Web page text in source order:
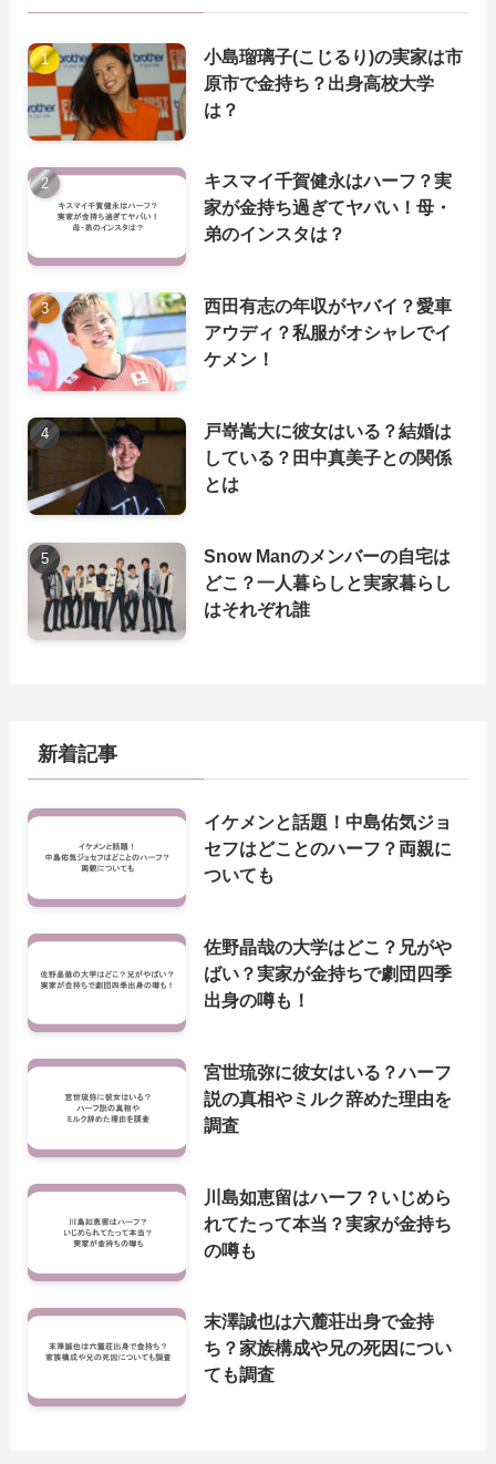
小島瑠璃子(こじるり)の実家は市
原市で金持ち？出身高校大学
は？
キスマイ千賀健永はハーフ？実
家が金持ち過ぎてヤバい！母・
弟のインスタは？
西田有志の年収がヤバイ？愛車
アウディ？私服がオシャレでイ
ケメン！
戸嵜嵩大に彼女はいる？結婚は
している？田中真美子との関係
とは
Snow Manのメンバーの自宅は
どこ？一人暮らしと実家暮らし
はそれぞれ誰
新着記事
イケメンと話題！中島佑気ジョ
セフはどことのハーフ？両親に
ついても
佐野晶哉の大学はどこ？兄がや
ばい？実家が金持ちで劇団四季
出身の噂も！
宮世琉弥に彼女はいる？ハーフ
説の真相やミルク辞めた理由を
調査
川島如恵留はハーフ？いじめら
れてたって本当？実家が金持ち
の噂も
末澤誠也は六麓荘出身で金持
ち？家族構成や兄の死因につい
ても調査